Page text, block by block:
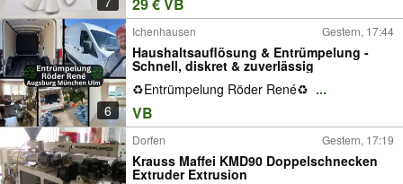
6
Ichenhausen Gestern, 17:44
Haushaltsauflösung & Entrümpelung -
Schnell, diskret & zuverlässig
♻️Entrümpelung Röder René♻️ ...
VB
Dorfen Gestern, 17:19
Krauss Maffei KMD90 Doppelschnecken
Extruder Extrusion